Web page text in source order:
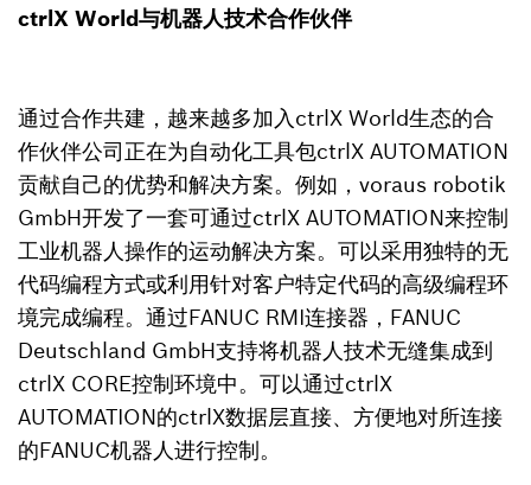
ctrlX World与机器人技术合作伙伴
通过合作共建，越来越多加入ctrlX World生态的合
作伙伴公司正在为自动化工具包ctrlX AUTOMATION
贡献自己的优势和解决方案。例如，voraus robotik
GmbH开发了一套可通过ctrlX AUTOMATION来控制
工业机器人操作的运动解决方案。可以采用独特的无
代码编程方式或利用针对客户特定代码的高级编程环
境完成编程。通过FANUC RMI连接器，FANUC
Deutschland GmbH支持将机器人技术无缝集成到
ctrlX CORE控制环境中。可以通过ctrlX
AUTOMATION的ctrlX数据层直接、方便地对所连接
的FANUC机器人进行控制。